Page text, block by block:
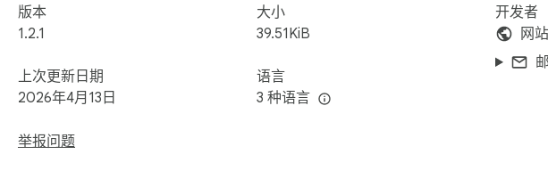
版本
1.2.1
上次更新日期
2026年4月13日
举报问题
大小
39.51KiB
语言
3 种语言
开发者
网站